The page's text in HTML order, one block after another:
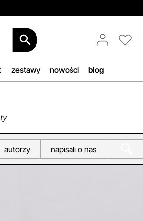
by
—
Darmowa Dostawa i Zwrot
błyskawicznej i efektywnej realizacji
zamówień w naszym sklepie. Dzięki
ciągu zaledwie24 godzinod
momentu złożenia.
przeczytaj więcej
zestawy nowości blog
autorzy napisali o nas